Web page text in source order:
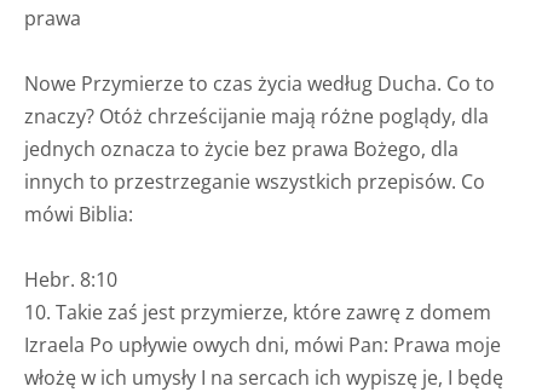
prawa
Nowe Przymierze to czas życia według Ducha. Co to
znaczy? Otóż chrześcijanie mają różne poglądy, dla
jednych oznacza to życie bez prawa Bożego, dla
innych to przestrzeganie wszystkich przepisów. Co
mówi Biblia:
Hebr. 8:10
10. Takie zaś jest przymierze, które zawrę z domem
Izraela Po upływie owych dni, mówi Pan: Prawa moje
włożę w ich umysły I na sercach ich wypiszę je, I będę